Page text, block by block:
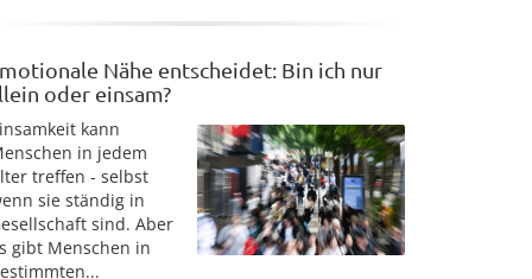
Nähe entscheidet: Bin ich nur
oder einsam?
kann
in jedem
treffen - selbst
sie ständig in
sind. Aber
gibt Menschen in